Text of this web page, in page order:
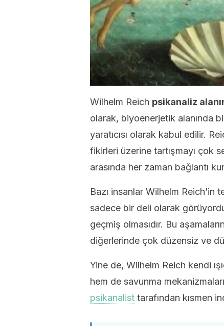
Wilhelm Reich psikanaliz
olarak, biyoenerjetik alanında
yaratıcısı olarak kabul edilir.
fikirleri üzerine tartışmayı çok
arasında her zaman bağlantı
Bazı insanlar Wilhelm Reich’in
sadece bir deli olarak
geçmiş olmasıdır. Bu
diğerlerinde çok düzensiz ve
Yine de, Wilhelm Reich kendi
hem de savunma
psikanalist tarafından kısmen